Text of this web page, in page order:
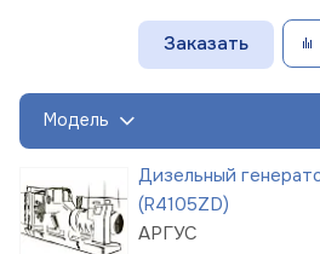
Заказать
Модель
Дизельный
(R4105ZD)
АРГУС